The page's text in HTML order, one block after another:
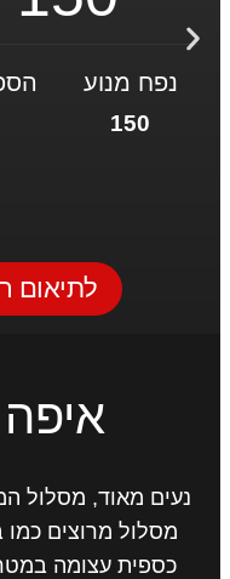
נפח מנוע
150
לתיאום
איפה
נעים מאוד, מסלול
מסלול מרוצים
כספית עצומה